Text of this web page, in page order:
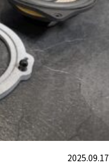
2025.09.17